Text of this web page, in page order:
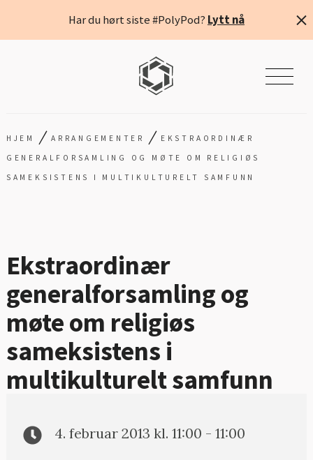
Har du hørt siste #PolyPod? Lytt nå
HJEM /ARRANGEMENTER / EKSTRAORDINÆR
GENERALFORSAMLING OG MØTE OM RELIGIØS
SAMEKSISTENS I MULTIKULTURELT SAMFUNN
Ekstraordinær
generalforsamling og
møte om religiøs
sameksistens i
multikulturelt samfunn
4. februar 2013 kl. 11:00 - 11:00